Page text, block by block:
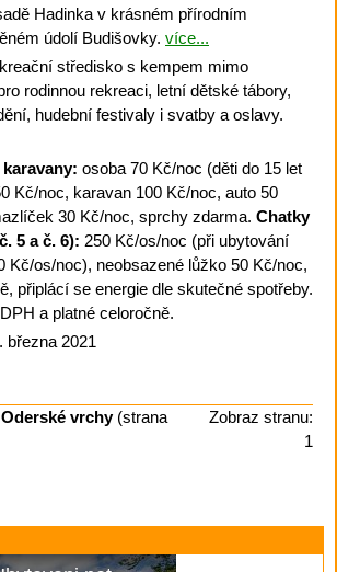
Hadinka v krásném přírodním
údolí Budišovky. více...
středisko s kempem mimo
rodinnou rekreaci, letní dětské tábory,
hudební festivaly i svatby a oslavy.
osoba 70 Kč/noc (děti do 15 let
Kč/noc, karavan 100 Kč/noc, auto 50
30 Kč/noc, sprchy zdarma. Chatky
5 a č. 6): 250 Kč/os/noc (při ubytování
Kč/os/noc), neobsazené lůžko 50 Kč/noc,
připlácí se energie dle skutečné spotřeby.
a platné celoročně.
března 2021
Oderské vrchy(strana
Zobraz stranu:
1